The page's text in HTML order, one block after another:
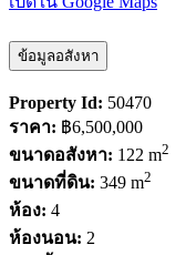
ข้อมูลอสังหา
Property Id: 50470
ราคา: ฿6,500,000
ขนาดอสังหา: 122 m2
ขนาดที่ดิน: 349 m2
ห้อง: 4
ห้องนอน: 2